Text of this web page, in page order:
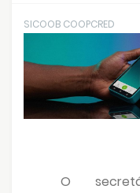
SICOOB COOPCRED
O